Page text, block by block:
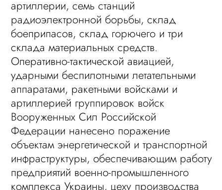
артиллерии, семь станций
радиоэлектронной борьбы, склад
боеприпасов, склад горючего и три
склада материальных средств.
Оперативно-тактической авиацией,
ударными беспилотными летательными
аппаратами, ракетными войсками и
артиллерией группировок войск
Вооруженных Сил Российской
Федерации нанесено поражение
объектам энергетической и транспортной
инфраструктуры, обеспечивающим работу
предприятий военно-промышленного
комплекса Украины, цеху производства